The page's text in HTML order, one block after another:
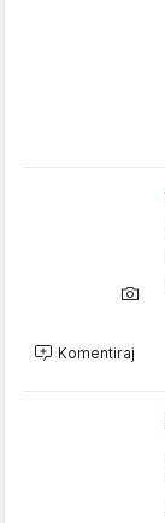
Komentiraj